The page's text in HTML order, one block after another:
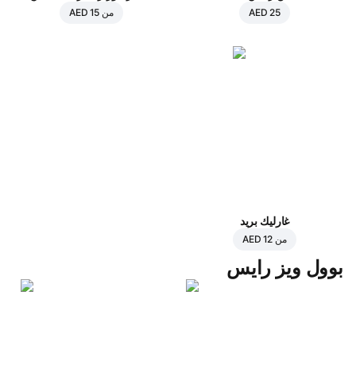
AED 25 من AED 15
غارليك بريد
من AED 12
بوول ويز رايس